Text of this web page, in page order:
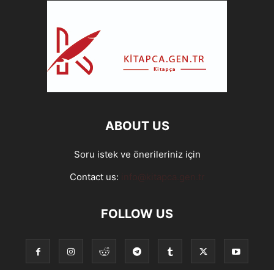
ABOUT US
Soru istek ve önerileriniz için
Contact us:
info@kitapca.gen.tr
FOLLOW US